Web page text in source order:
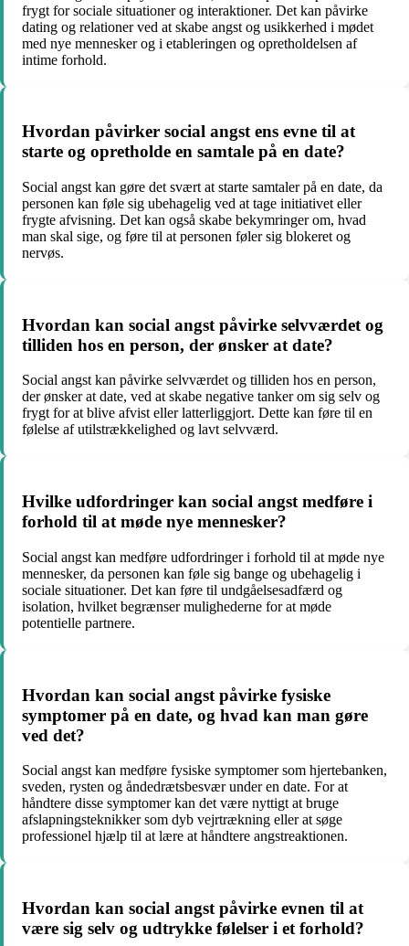
frygt for sociale situationer og interaktioner. Det kan påvirke
dating og relationer ved at skabe angst og usikkerhed i mødet
med nye mennesker og i etableringen og opretholdelsen af
intime forhold.
Hvordan påvirker social angst ens evne til at
starte og opretholde en samtale på en date?
Social angst kan gøre det svært at starte samtaler på en date, da
personen kan føle sig ubehagelig ved at tage initiativet eller
frygte afvisning. Det kan også skabe bekymringer om, hvad
man skal sige, og føre til at personen føler sig blokeret og
nervøs.
Hvordan kan social angst påvirke selvværdet og
tilliden hos en person, der ønsker at date?
Social angst kan påvirke selvværdet og tilliden hos en person,
der ønsker at date, ved at skabe negative tanker om sig selv og
frygt for at blive afvist eller latterliggjort. Dette kan føre til en
følelse af utilstrækkelighed og lavt selvværd.
Hvilke udfordringer kan social angst medføre i
forhold til at møde nye mennesker?
Social angst kan medføre udfordringer i forhold til at møde nye
mennesker, da personen kan føle sig bange og ubehagelig i
sociale situationer. Det kan føre til undgåelsesadfærd og
isolation, hvilket begrænser mulighederne for at møde
potentielle partnere.
Hvordan kan social angst påvirke fysiske
symptomer på en date, og hvad kan man gøre
ved det?
Social angst kan medføre fysiske symptomer som hjertebanken,
sveden, rysten og åndedrætsbesvær under en date. For at
håndtere disse symptomer kan det være nyttigt at bruge
afslapningsteknikker som dyb vejrtrækning eller at søge
professionel hjælp til at lære at håndtere angstreaktionen.
Hvordan kan social angst påvirke evnen til at
være sig selv og udtrykke følelser i et forhold?